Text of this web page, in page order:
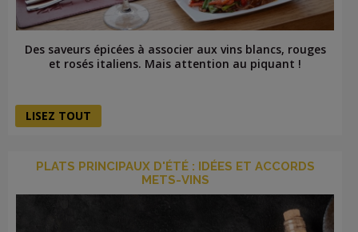
Des saveurs épicées à associer aux vins blancs, rouges
et rosés italiens. Mais attention au piquant !
LISEZ TOUT
PLATS PRINCIPAUX D'ÉTÉ : IDÉES ET ACCORDS
METS-VINS